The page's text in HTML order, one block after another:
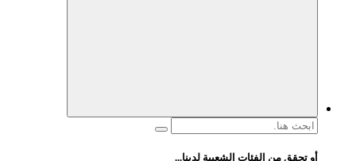
البحث
أو تحقق من الفئات الشعبية لدينا...